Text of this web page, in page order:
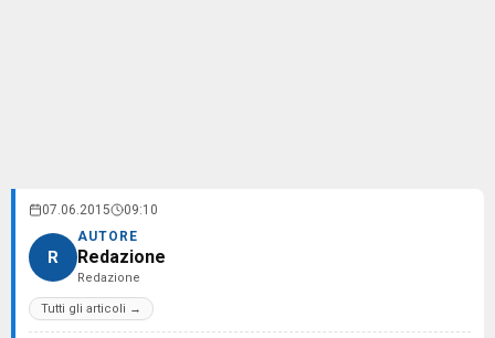
07.06.2015 09:10
R
AUTORE
Redazione
Redazione
Tutti gli articoli →